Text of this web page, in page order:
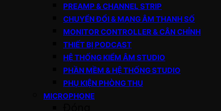
PREAMP & CHANNEL STRIP
CHUYỂN ĐỔI & MẠNG ÂM THANH SỐ
MONITOR CONTROLLER & CÂN CHỈNH
THIẾT BỊ PODCAST
HỆ THỐNG KIỂM ÂM STUDIO
PHẦN MỀM & HỆ THỐNG STUDIO
PHỤ KIỆN PHÒNG THU
MICROPHONE